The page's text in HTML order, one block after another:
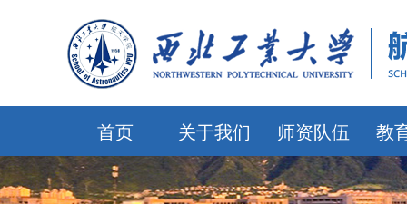
首页 关于我们 师资队伍 教